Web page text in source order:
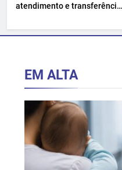
atendimento e transferência
EM ALTA